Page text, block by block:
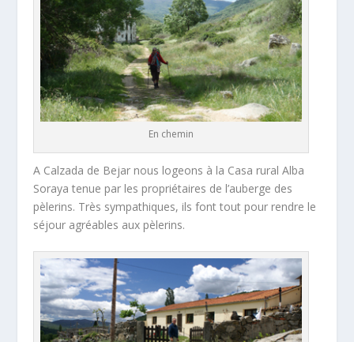
En chemin
A Calzada de Bejar nous logeons à la Casa rural Alba
Soraya tenue par les propriétaires de l’auberge des
pèlerins. Très sympathiques, ils font tout pour rendre le
séjour agréables aux pèlerins.